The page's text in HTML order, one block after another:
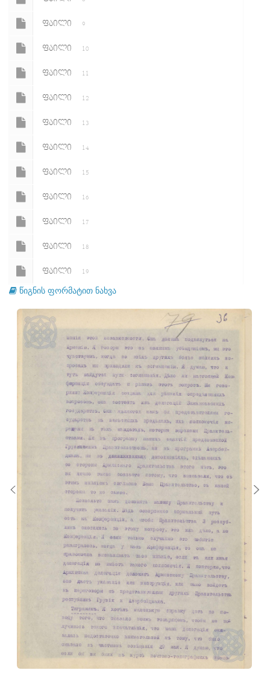
ᲤᲐᲘᲚᲘ 9
ᲤᲐᲘᲚᲘ 10
ᲤᲐᲘᲚᲘ 11
ᲤᲐᲘᲚᲘ 12
ᲤᲐᲘᲚᲘ 13
ᲤᲐᲘᲚᲘ 14
ᲤᲐᲘᲚᲘ 15
ᲤᲐᲘᲚᲘ 16
ᲤᲐᲘᲚᲘ 17
ᲤᲐᲘᲚᲘ 18
ᲤᲐᲘᲚᲘ 19
ᲤᲐᲘᲚᲘ 20
ᲤᲐᲘᲚᲘ
ᲤᲐᲘᲚᲘ 22
ᲤᲐᲘᲚᲘ
ᲤᲐᲘᲚᲘ 24
ᲤᲐᲘᲚᲘ 25
ᲤᲐᲘᲚᲘ 26
ᲤᲐᲘᲚᲘ 27
ᲤᲐᲘᲚᲘ 28
ᲤᲐᲘᲚᲘ 29
ᲤᲐᲘᲚᲘ 30
ᲤᲐᲘᲚᲘ
ᲤᲐᲘᲚᲘ 32
ᲤᲐᲘᲚᲘ 33
ᲤᲐᲘᲚᲘ 34
ᲤᲐᲘᲚᲘ 35
წიგნის ფორმატით ნახვა